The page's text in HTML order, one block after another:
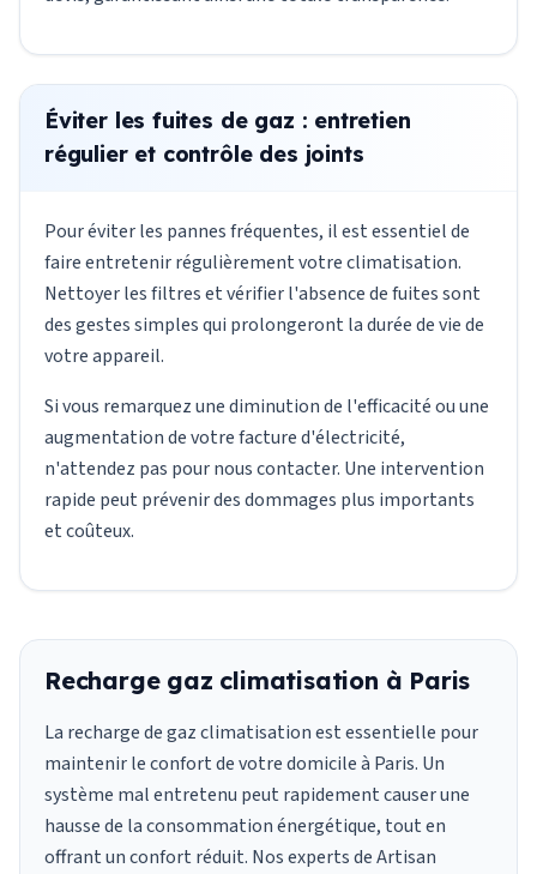
Éviter les fuites de gaz : entretien
régulier et contrôle des joints
Pour éviter les pannes fréquentes, il est essentiel de
faire entretenir régulièrement votre climatisation.
Nettoyer les filtres et vérifier l'absence de fuites sont
des gestes simples qui prolongeront la durée de vie de
votre appareil.
Si vous remarquez une diminution de l'efficacité ou une
augmentation de votre facture d'électricité,
n'attendez pas pour nous contacter. Une intervention
rapide peut prévenir des dommages plus importants
et coûteux.
Recharge gaz climatisation à Paris
La recharge de gaz climatisation est essentielle pour
maintenir le confort de votre domicile à Paris. Un
système mal entretenu peut rapidement causer une
hausse de la consommation énergétique, tout en
offrant un confort réduit. Nos experts de Artisan